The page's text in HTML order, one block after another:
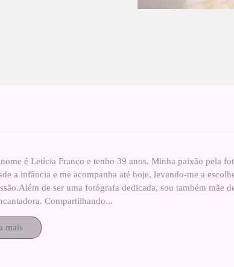
é Letícia Franco e tenho 39 anos. Minha paixão pela
a infância e me acompanha até hoje, levando-me a
de ser uma fotógrafa dedicada, sou também mãe
Compartilhando...
mais